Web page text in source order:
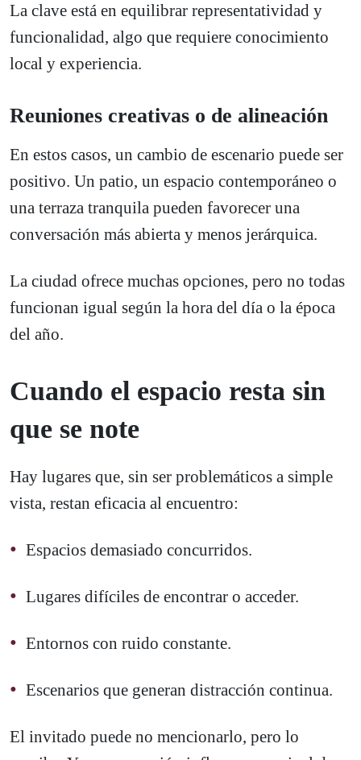
La clave está en equilibrar representatividad y
funcionalidad, algo que requiere conocimiento
local y experiencia.
Reuniones creativas o de alineación
En estos casos, un cambio de escenario puede ser
positivo. Un patio, un espacio contemporáneo o
una terraza tranquila pueden favorecer una
conversación más abierta y menos jerárquica.
La ciudad ofrece muchas opciones, pero no todas
funcionan igual según la hora del día o la época
del año.
Cuando el espacio resta sin
que se note
Hay lugares que, sin ser problemáticos a simple
vista, restan eficacia al encuentro:
Espacios demasiado concurridos.
Lugares difíciles de encontrar o acceder.
Entornos con ruido constante.
Escenarios que generan distracción continua.
El invitado puede no mencionarlo, pero lo